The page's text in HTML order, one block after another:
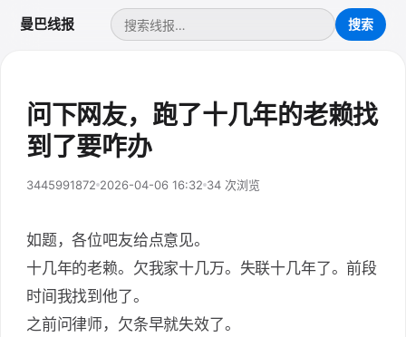
曼巴线报
问下网友，跑了十几年的老赖找
到了要咋办
3445991872 2026-04-06 16:32 34 次浏览
如题，各位吧友给点意见。
十几年的老赖。欠我家十几万。失联十几年了。前段
时间我找到他了。
之前问律师，欠条早就失效了。